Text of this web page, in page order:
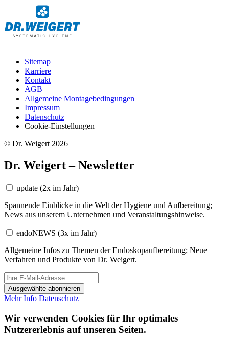
Sitemap
Karriere
Kontakt
AGB
Allgemeine Montagebedingungen
Impressum
Datenschutz
Cookie-Einstellungen
© Dr. Weigert 2026
Dr. Weigert – Newsletter
update (2x im Jahr)
Spannende Einblicke in die Welt der Hygiene und Aufbereitung;
News aus unserem Unternehmen und Veranstaltungshinweise.
endoNEWS (3x im Jahr)
Allgemeine Infos zu Themen der Endoskopaufbereitung; Neue
Verfahren und Produkte von Dr. Weigert.
Ausgewählte abonnieren
Mehr Info Datenschutz
Wir verwenden Cookies für Ihr optimales
Nutzererlebnis auf unseren Seiten.